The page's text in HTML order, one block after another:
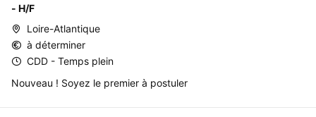
- H/F
Loire-Atlantique
à déterminer
CDD - Temps plein
Nouveau ! Soyez le premier à postuler